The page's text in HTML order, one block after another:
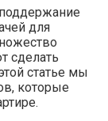
для
сделать
статье мы
которые